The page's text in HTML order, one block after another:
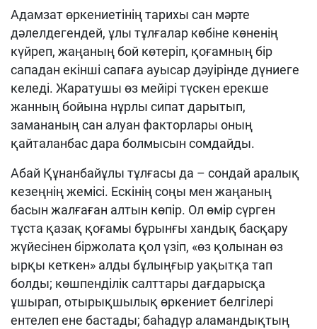
Адамзат өркениетінің тарихы сан мәрте
дәлелдегендей, ұлы тұлғалар көбіне көненің
күйреп, жаңаның бой көтеріп, қоғамның бір
сападан екінші сапаға ауысар дәуірінде дүниеге
келеді. Жаратушы өз мейірі түскен ерекше
жанның бойына нұрлы сипат дарытып,
замананың сан алуан факторлары оның
қайталанбас дара болмысын сомдайды.
Абай Құнанбайұлы тұлғасы да – сондай аралық
кезеңнің жемісі. Ескінің соңы мен жаңаның
басын жалғаған алтын көпір. Ол өмір сүрген
тұста қазақ қоғамы бұрынғы хандық басқару
жүйесінен біржолата қол үзіп, «өз қолынан өз
ырқы кеткен» алды бұлыңғыр уақытқа тап
болды; көшпенділік салттары дағдарысқа
ұшырап, отырықшылық өркениет белгілері
ентелеп ене бастады; баһадүр аламандықтың